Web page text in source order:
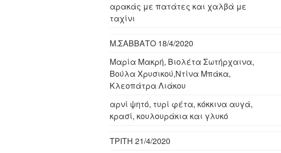
αρακάς με πατάτες και χαλβά με
ταχίνι
Μ.ΣΑΒΒΑΤΟ 18/4/2020
Μαρία Μακρή, Βιολέτα Σωτήρχαινα,
Βούλα Χρυσικού,Ντίνα Μπάκα,
Κλεοπάτρα Λιάκου
αρνί ψητό, τυρί φέτα, κόκκινα αυγά,
κρασί, κουλουράκια και γλυκό
ΤΡΙΤΗ 21/4/2020